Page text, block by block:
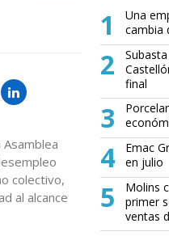
General Ordinaria
colectivo,
al alcance
1
Una
cambia
2
final
3
4
Emac
en julio
5
Molins
primer
ventas